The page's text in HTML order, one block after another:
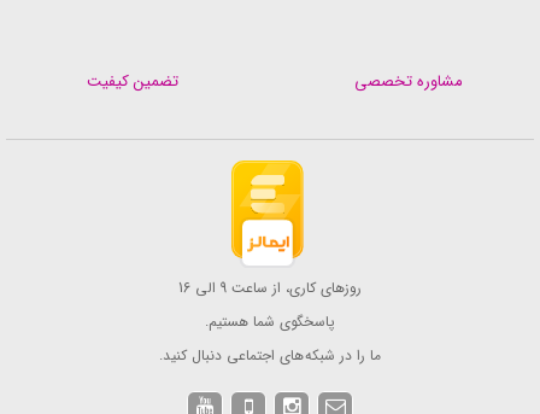
تضمین کیفیت مشاوره تخصصی
روزهای کاری، از ساعت 9 الی 16
پاسخگوی شما هستیم.
ما را در شبکه های اجتماعی دنبال کنید.